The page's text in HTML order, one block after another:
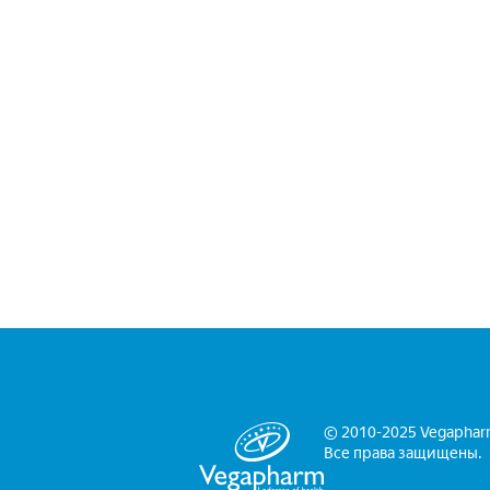
© 2010-2025
Все права защищены.